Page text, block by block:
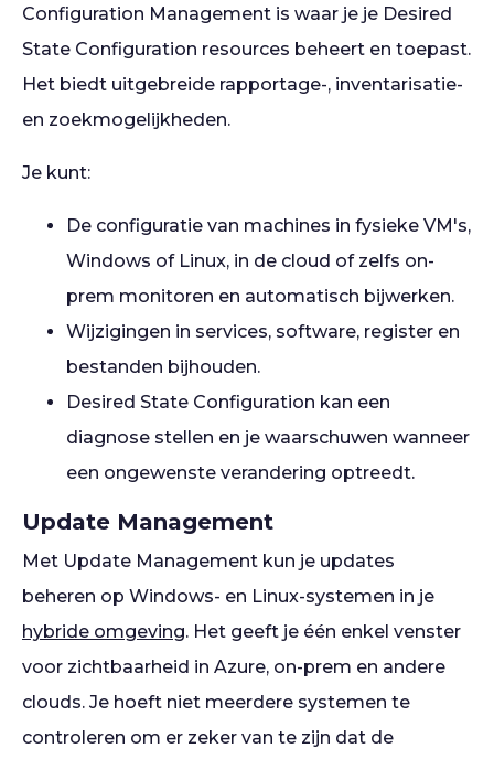
Configuration Management is waar je je Desired
State Configuration resources beheert en toepast.
Het biedt uitgebreide rapportage-, inventarisatie-
en zoekmogelijkheden.
Je kunt:
De configuratie van machines in fysieke VM's,
Windows of Linux, in de cloud of zelfs on-
prem monitoren en automatisch bijwerken.
Wijzigingen in services, software, register en
bestanden bijhouden.
Desired State Configuration kan een
diagnose stellen en je waarschuwen wanneer
een ongewenste verandering optreedt.
Update Management
Met Update Management kun je updates
beheren op Windows- en Linux-systemen in je
hybride omgeving. Het geeft je één enkel venster
voor zichtbaarheid in Azure, on-prem en andere
clouds. Je hoeft niet meerdere systemen te
controleren om er zeker van te zijn dat de